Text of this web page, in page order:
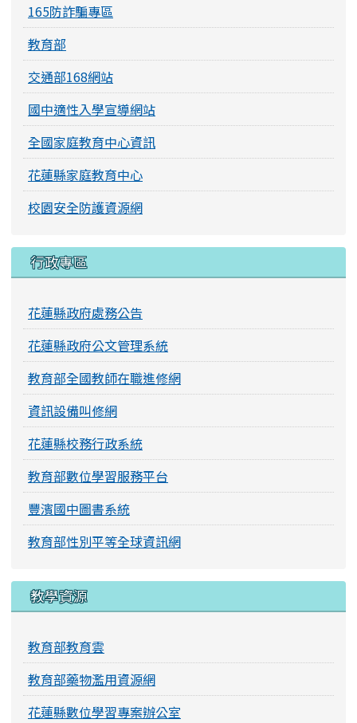
165防詐騙專區
教育部
交通部168網站
國中適性入學宣導網站
全國家庭教育中心資訊
花蓮縣家庭教育中心
校園安全防護資源網
行政專區
花蓮縣政府處務公告
花蓮縣政府公文管理系統
教育部全國教師在職進修網
資訊設備叫修網
花蓮縣校務行政系統
教育部數位學習服務平台
豐濱國中圖書系統
教育部性別平等全球資訊網
教學資源
教育部教育雲
教育部藥物濫用資源網
花蓮縣數位學習專案辦公室